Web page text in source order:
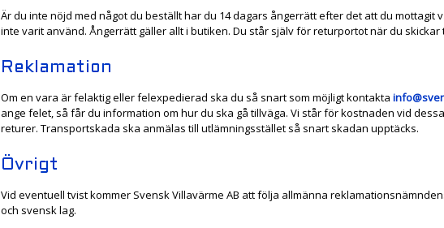
Är du inte nöjd med något du beställt har du 14 dagars ångerrätt efter det att du mottagit
inte varit använd. Ångerrätt gäller allt i butiken. Du står själv för returportot när du skickar
Reklamation
Om en vara är felaktig eller felexpedierad ska du så snart som möjligt kontakta
ange felet, så får du information om hur du ska gå tillväga. Vi står för kostnaden vid dessa
returer. Transportskada ska anmälas till utlämningsstället så snart skadan upptäcks.
Övrigt
Vid eventuell tvist kommer Svensk Villavärme AB att följa allmänna
och svensk lag.